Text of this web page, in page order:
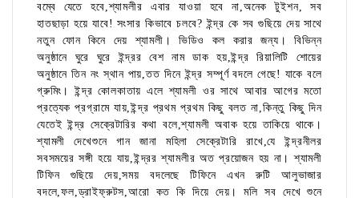
বম্বে যেতে হবে,শ্যামলীর এবার যাওয়া হবে না,অনেক টুইশন, সব
হাতছাড়া হয়ে যাবে! সংসার কিভাবে চলবে? ইন্দ্র কে সব গুছিয়ে দেয় সাথে
নতুন ফোন কিনে দেয় শ্যামলী। ভিডিও কল করার জন্য। বিভিন্ন
অনুষ্ঠানে ঘুরে ঘুরে ইন্দ্রর বেশ নাম ডাক হয়,ইন্দ্র রিয়ালিটি শোয়ের
অনুষ্ঠানে তিন নং স্থান পায়,তত দিনে ইন্দ্র সম্পূর্ণ বদলে গেছে! যাকে বলে
গ্রুমিং। ইন্দ্র কোলকাতায় এলে শ্যামলী ওর সাথে আবার আগের মতো
প্রত্যেক প্রগ্রামে যায়,ইন্দ্র প্রথম প্রথম কিছু বলত না,কিন্তু কিছু দিন
যেতেই ইন্দ্র সেক্রেটারির কথা বলে,শ্যামলী অবাক হয়ে তাকিয়ে থাকে।
শ্যামলী দেখেশুনে গান জানা মহিলা সেক্রেটারি রাখে,যে ইন্দ্রনীলর
সবসময়ের সঙ্গী হয়ে যায়,ইন্দ্রর শ্যামলীর অত প্রয়োজন হয় না। শ্যামলী
টিফিন গুছিয়ে দেয়,সময় বদলেছে টিফিনে এখন রুটি আলুভাজার
বদলে,ফল,ড্রাইফ্রুটস,আরো কত কি দিয়ে দেয়। মলি সব দেখে শুনে